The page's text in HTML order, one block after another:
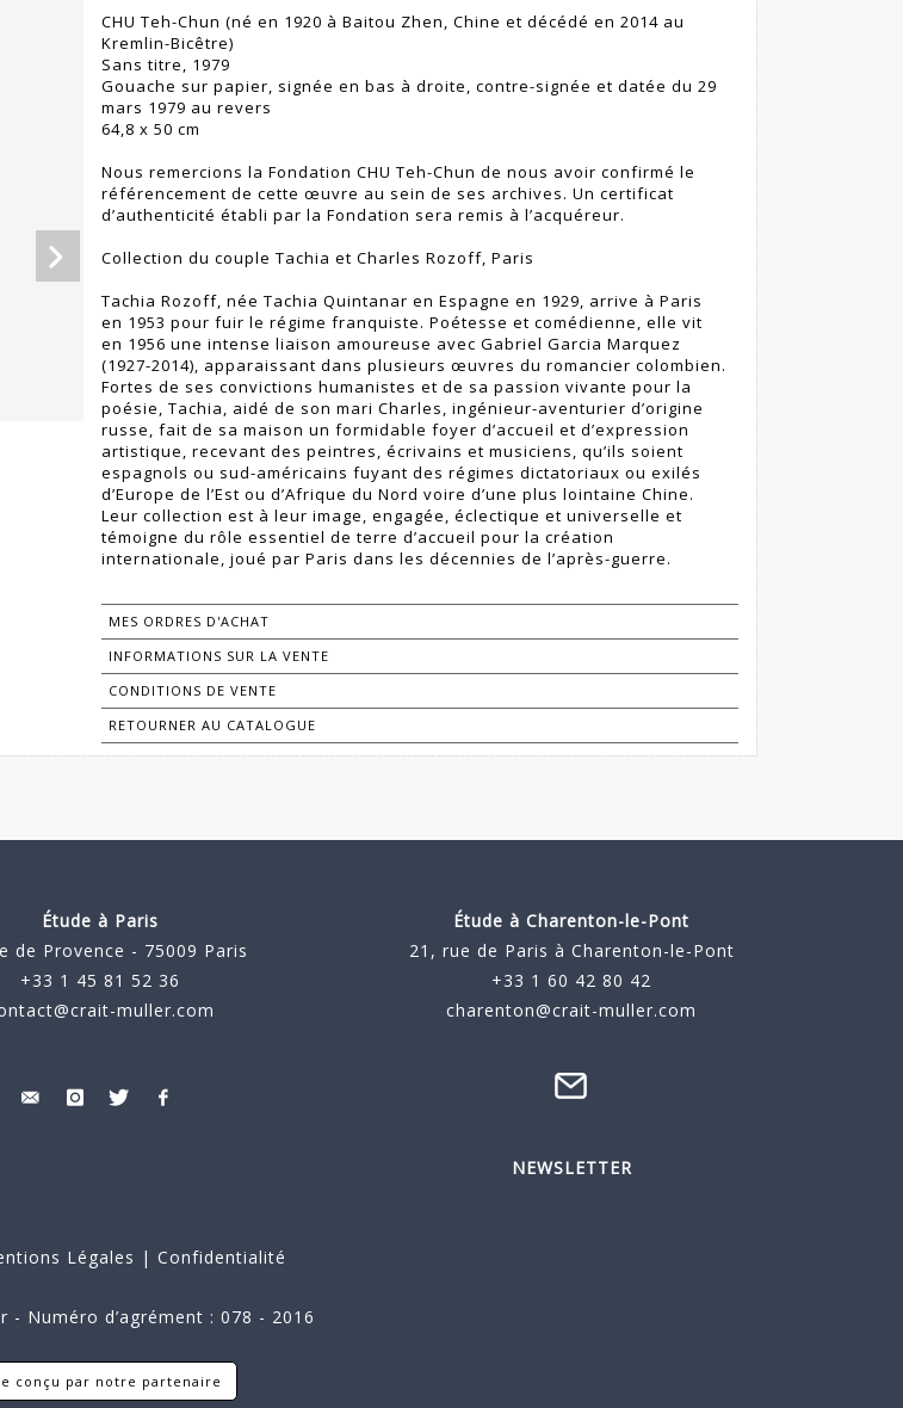
CHU Teh-Chun (né en 1920 à Baitou Zhen, Chine et décédé en 2014 au
Kremlin-Bicêtre)
Sans titre, 1979
Gouache sur papier, signée en bas à droite, contre-signée et datée du 29
mars 1979 au revers
64,8 x 50 cm
Nous remercions la Fondation CHU Teh-Chun de nous avoir confirmé le
référencement de cette œuvre au sein de ses archives. Un certificat
d’authenticité établi par la Fondation sera remis à l’acquéreur.
Collection du couple Tachia et Charles Rozoff, Paris
Tachia Rozoff, née Tachia Quintanar en Espagne en 1929, arrive à Paris
en 1953 pour fuir le régime franquiste. Poétesse et comédienne, elle vit
en 1956 une intense liaison amoureuse avec Gabriel Garcia Marquez
(1927-2014), apparaissant dans plusieurs œuvres du romancier colombien.
Fortes de ses convictions humanistes et de sa passion vivante pour la
poésie, Tachia, aidé de son mari Charles, ingénieur-aventurier d’origine
russe, fait de sa maison un formidable foyer d’accueil et d’expression
artistique, recevant des peintres, écrivains et musiciens, qu’ils soient
espagnols ou sud-américains fuyant des régimes dictatoriaux ou exilés
d’Europe de l’Est ou d’Afrique du Nord voire d’une plus lointaine Chine.
Leur collection est à leur image, engagée, éclectique et universelle et
témoigne du rôle essentiel de terre d’accueil pour la création
internationale, joué par Paris dans les décennies de l’après-guerre.
MES ORDRES D'ACHAT
INFORMATIONS SUR LA VENTE
CONDITIONS DE VENTE
RETOURNER AU CATALOGUE
Étude à Paris
de Provence - 75009 Paris
+33 1 45 81 52 36
muller.com
Étude àCharenton-le-Pont
21, rue de Paris à Charenton-le-Pont
+33 1 60 42 80 42
charenton@crait-muller.com
NEWSLETTER
Légales | Confidentialité
- Numéro d’agrément : 078 - 2016
conçu par notre partenaire